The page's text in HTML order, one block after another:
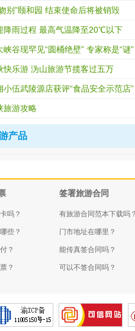
别”颐和园 结束使命后将被销毁
降雨过程 最高气温降至20℃以下
峡谷现罕见“圆桶绝壁” 专家称是“谜”
快乐游 沩山旅游节揽客过五万
小伍武陵源店获评“食品安全示范店”
旅游攻略
产品
吗？
些？
？
？
签署旅游合同
有旅游合同范本下载吗
门市地址在哪里？
能传真签合同吗？
可以不签合同吗？